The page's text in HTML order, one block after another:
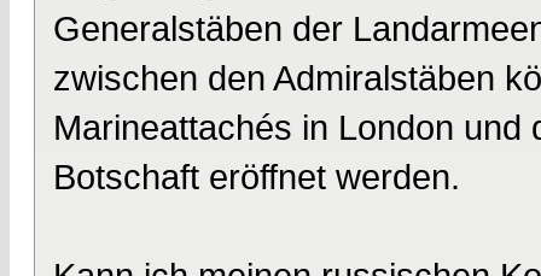
Generalstäben der
zwischen den Admiralstäben
Marineattachés in London
Botschaft eröffnet werden.